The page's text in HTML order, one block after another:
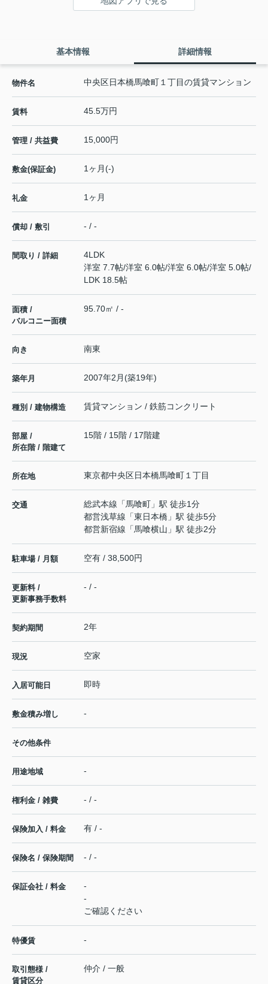
基本情報 詳細情報
物件名 中央区日本橋馬喰町１丁目の賃貸マンション
賃料 45.5万円
管理 / 共益費 15,000円
敷金(保証金) 1ヶ月(-)
礼金 1ヶ月
償却 / 敷引 - / -
間取り / 詳細
4LDK
洋室 7.7帖/洋室 6.0帖/洋室 6.0帖/洋室 5.0帖/
LDK 18.5帖
面積 /
バルコニー面積
95.70㎡ / -
向き 南東
築年月 2007年2月(築19年)
種別 / 建物構造 賃貸マンション / 鉄筋コンクリート
部屋 /
所在階 / 階建て
15階 / 15階 / 17階建
所在地 東京都中央区日本橋馬喰町 １丁目
交通 総武本線 「馬喰町 」駅 徒歩1分
都営浅草線 「東日本橋 」駅 徒歩5分
都営新宿線 「馬喰横山 」駅 徒歩2分
駐車場 / 月額 空有 / 38,500円
更新料 /
更新事務手数料
- / -
契約期間 2年
現況 空家
入居可能日 即時
敷金積み増し -
その他条件
用途地域 -
権利金 / 雑費 - / -
保険加入 / 料金 有 / -
保険名 / 保険期間 - / -
保証会社 / 料金
-
-
ご確認ください
特優賃 -
取引態様 /
賃貸区分
仲介 / 一般